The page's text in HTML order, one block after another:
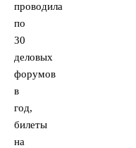
проводила
по
30
деловых
форумов
в
год,
билеты
на